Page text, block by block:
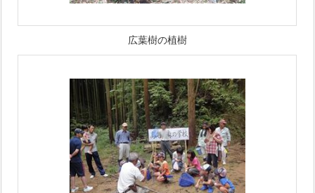
広葉樹の植樹